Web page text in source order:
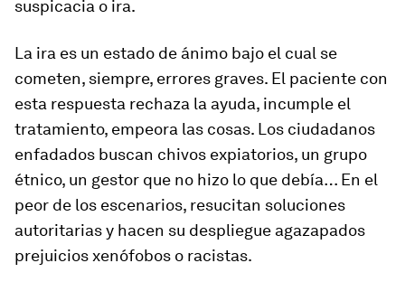
suspicacia o ira.
La ira es un estado de ánimo bajo el cual se
cometen, siempre, errores graves. El paciente con
esta respuesta rechaza la ayuda, incumple el
tratamiento, empeora las cosas. Los ciudadanos
enfadados buscan chivos expiatorios, un grupo
étnico, un gestor que no hizo lo que debía… En el
peor de los escenarios, resucitan soluciones
autoritarias y hacen su despliegue agazapados
prejuicios xenófobos o racistas.